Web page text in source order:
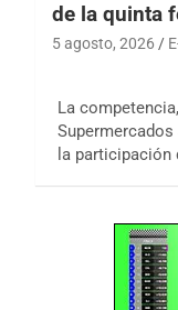
de la quinta
5 agosto, 2026
La
la participación